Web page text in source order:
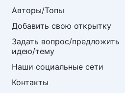
Авторы/Топы
Добавить свою открытку
Задать вопрос/предложить
идею/тему
Наши социальные сети
Контакты